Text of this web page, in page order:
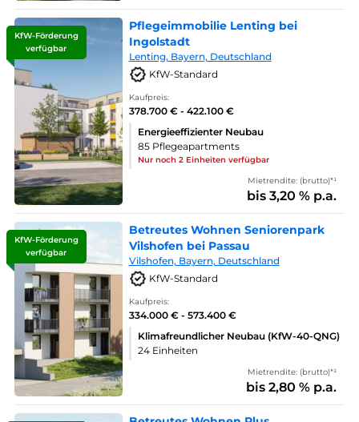
KfW-Förderung
verfügbar
Pflegeimmobilie Lenting bei
Ingolstadt
Lenting, Bayern, Deutschland
KfW-Standard
Kaufpreis:
378.700 € - 422.100 €
Energieeffizienter Neubau
85 Pflegeapartments
Nur noch 2 Einheiten verfügbar
Mietrendite: (brutto)*¹
bis 3,20 % p.a.
KfW-Förderung
verfügbar
Betreutes Wohnen Seniorenpark
Vilshofen bei Passau
Vilshofen, Bayern, Deutschland
KfW-Standard
Kaufpreis:
334.000 € - 573.400 €
Klimafreundlicher Neubau (KfW-40-QNG)
24 Einheiten
Mietrendite: (brutto)*¹
bis 2,80 % p.a.